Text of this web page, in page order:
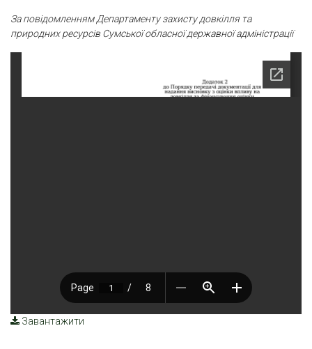
За повідомленням Департаменту захисту довкілля та
природних ресурсів Сумської обласної державної адміністрації
Завантажити